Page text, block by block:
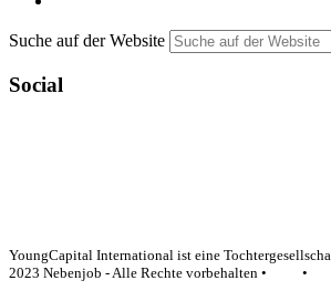
Suche auf der Website
Social
YoungCapital International ist eine
2023 Nebenjob - Alle Rechte vorbehalten •
•